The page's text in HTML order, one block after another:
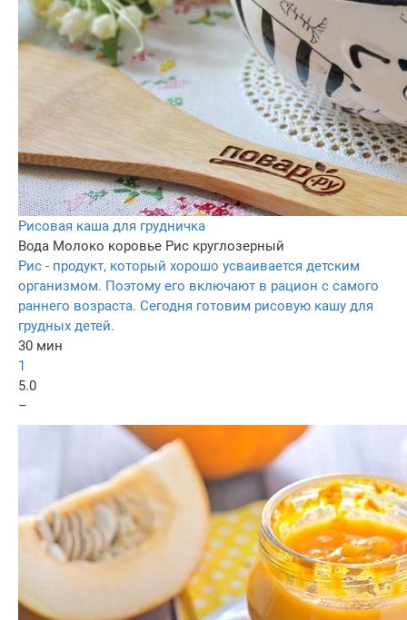
Рисовая каша для грудничка
Вода Молоко коровье Рис круглозерный
Рис - продукт, который хорошо усваивается детским
организмом. Поэтому его включают в рацион с самого
раннего возраста. Сегодня готовим рисовую кашу для
грудных детей.
30 мин
1
5.0
–